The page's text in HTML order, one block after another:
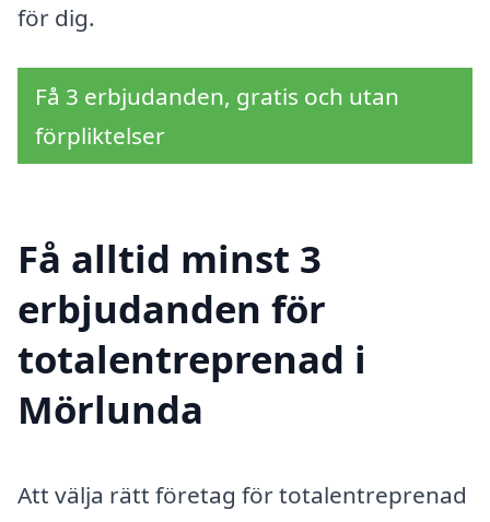
för dig.
Få 3 erbjudanden, gratis och utan
förpliktelser
Få alltid minst 3
erbjudanden för
totalentreprenad i
Mörlunda
Att välja rätt företag för totalentreprenad